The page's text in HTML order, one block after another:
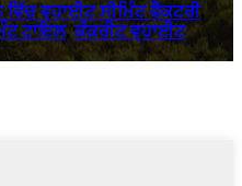
ਵਿੱਚ ਵ੍ਹਾਈਟ ਸੀਮਿੰਟ ਫੈਕਟਰੀ,
ਟਾਇਲ,ਕੰਕਰੀਟ ਵ੍ਹਾਈਟ